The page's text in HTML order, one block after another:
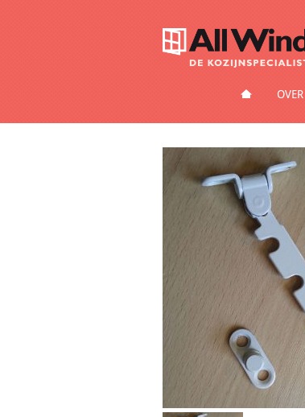
HOME